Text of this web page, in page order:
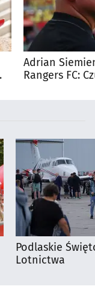
Adrian
Rangers FC:
Podlaskie
Lotnictwa